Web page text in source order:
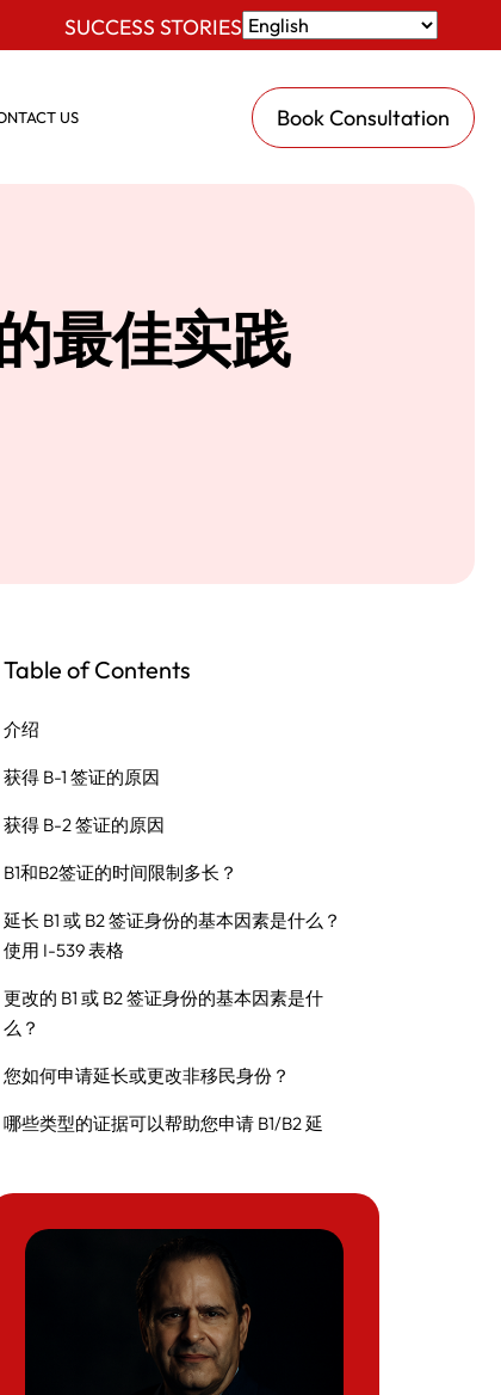
SUCCESS STORIES
US Book Consultation
最佳实践
Table of Contents
介绍
获得 B-1 签证的原因
获得 B-2 签证的原因
B1和B2签证的时间限制多长？
延长 B1 或 B2 签证身份的基本因素是什么？
使用 I-539 表格
更改的 B1 或 B2 签证身份的基本因素是什
么？
您如何申请延长或更改非移民身份？
哪些类型的证据可以帮助您申请 B1/B2 延
哪些类型的证据可以帮助您提出 B1/B2 更改
请求？
什么是 I-94 表格？
什么时候您无法延长逗留时间？